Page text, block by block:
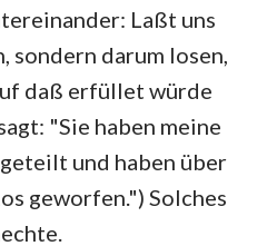
12 13
14
19 20 21
Laßt uns
darum losen,
daß erfüllet würde
"Sie haben meine
und haben über
geworfen.") Solches